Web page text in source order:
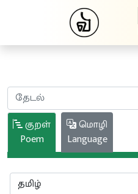
குறள்
Poem
மொழி
Language